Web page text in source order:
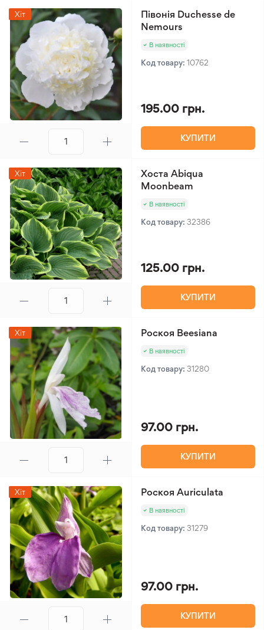
Хіт
Півонія Duchesse de
Nemours
В наявності
Код товару: 10762
195.00 грн.
КУПИТИ
Хіт
Хоста Abiqua
Moonbeam
В наявності
Код товару: 32386
125.00 грн.
КУПИТИ
Хіт Роскоя Beesiana
В наявності
Код товару: 31280
97.00 грн.
КУПИТИ
Хіт Роскоя Auriculata
В наявності
Код товару: 31279
97.00 грн.
КУПИТИ